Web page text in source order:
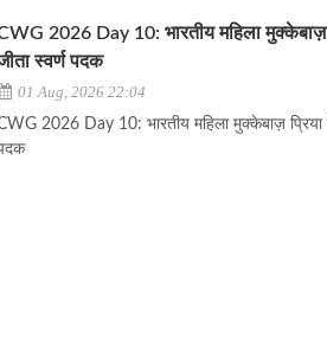
2026 Day 10: भारतीय महिला मुक्केबाज़
स्वर्ण पदक
01 Aug, 2026 22:04
2026 Day 10: भारतीय महिला मुक्केबाज़ प्रिया